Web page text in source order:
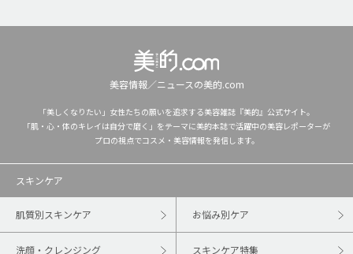
美容情報／ニュースの美的.com
「美しくなりたい」女性たちの願いを追求する美容雑誌『美的』公式サイト。
「肌・心・体のキレイは自分で磨く」をテーマに美的本誌で活躍中の美容レポーターが
プロの視点でコスメ・美容情報を発信します。
スキンケア
肌質別スキンケア お悩み別ケア
洗顔・クレンジング スキンケア特集